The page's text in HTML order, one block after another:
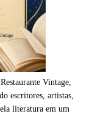
Vintage,
escritores, artistas,
literatura em um